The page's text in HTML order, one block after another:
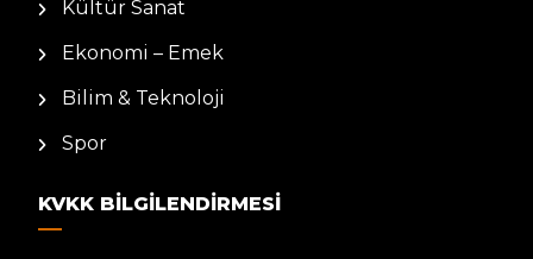
Kültür Sanat
Ekonomi – Emek
Bilim & Teknoloji
Spor
KVKK BILGILENDIRMESI